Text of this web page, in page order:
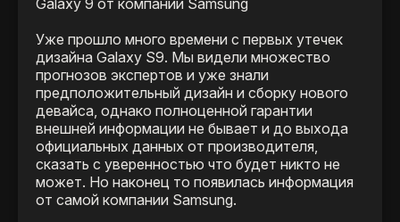
Уже прошло много времени с первых утечек
дизайна Galaxy S9. Мы видели множество
прогнозов экспертов и уже знали
предположительный дизайн и сборку нового
девайса, однако полноценной гарантии
внешней информации не бывает и до выхода
официальных данных от производителя,
сказать с уверенностью что будет никто не
может. Но наконец то появилась информация
от самой компании Samsung.